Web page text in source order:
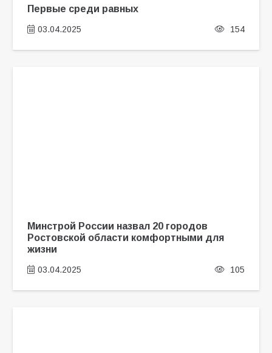
Первые среди равных
03.04.2025 154
Минстрой России назвал 20 городов
Ростовской области комфортными для
жизни
03.04.2025 105